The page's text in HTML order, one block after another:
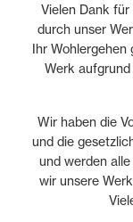
Vielen Dank
durch unser
Ihr Wohlergehen
Werk
Wir haben die
und die
und werden
wir unsere